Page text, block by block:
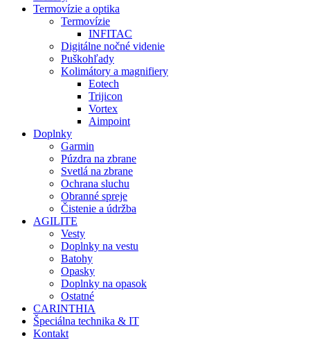
Termovízie a optika
Termovízie
INFITAC
Digitálne nočné videnie
Puškohľady
Kolimátory a magnifiery
Eotech
Trijicon
Vortex
Aimpoint
Doplnky
Garmin
Púzdra na zbrane
Svetlá na zbrane
Ochrana sluchu
Obranné spreje
Čistenie a údržba
AGILITE
Vesty
Doplnky na vestu
Batohy
Opasky
Doplnky na opasok
Ostatné
CARINTHIA
Špeciálna technika & IT
Kontakt